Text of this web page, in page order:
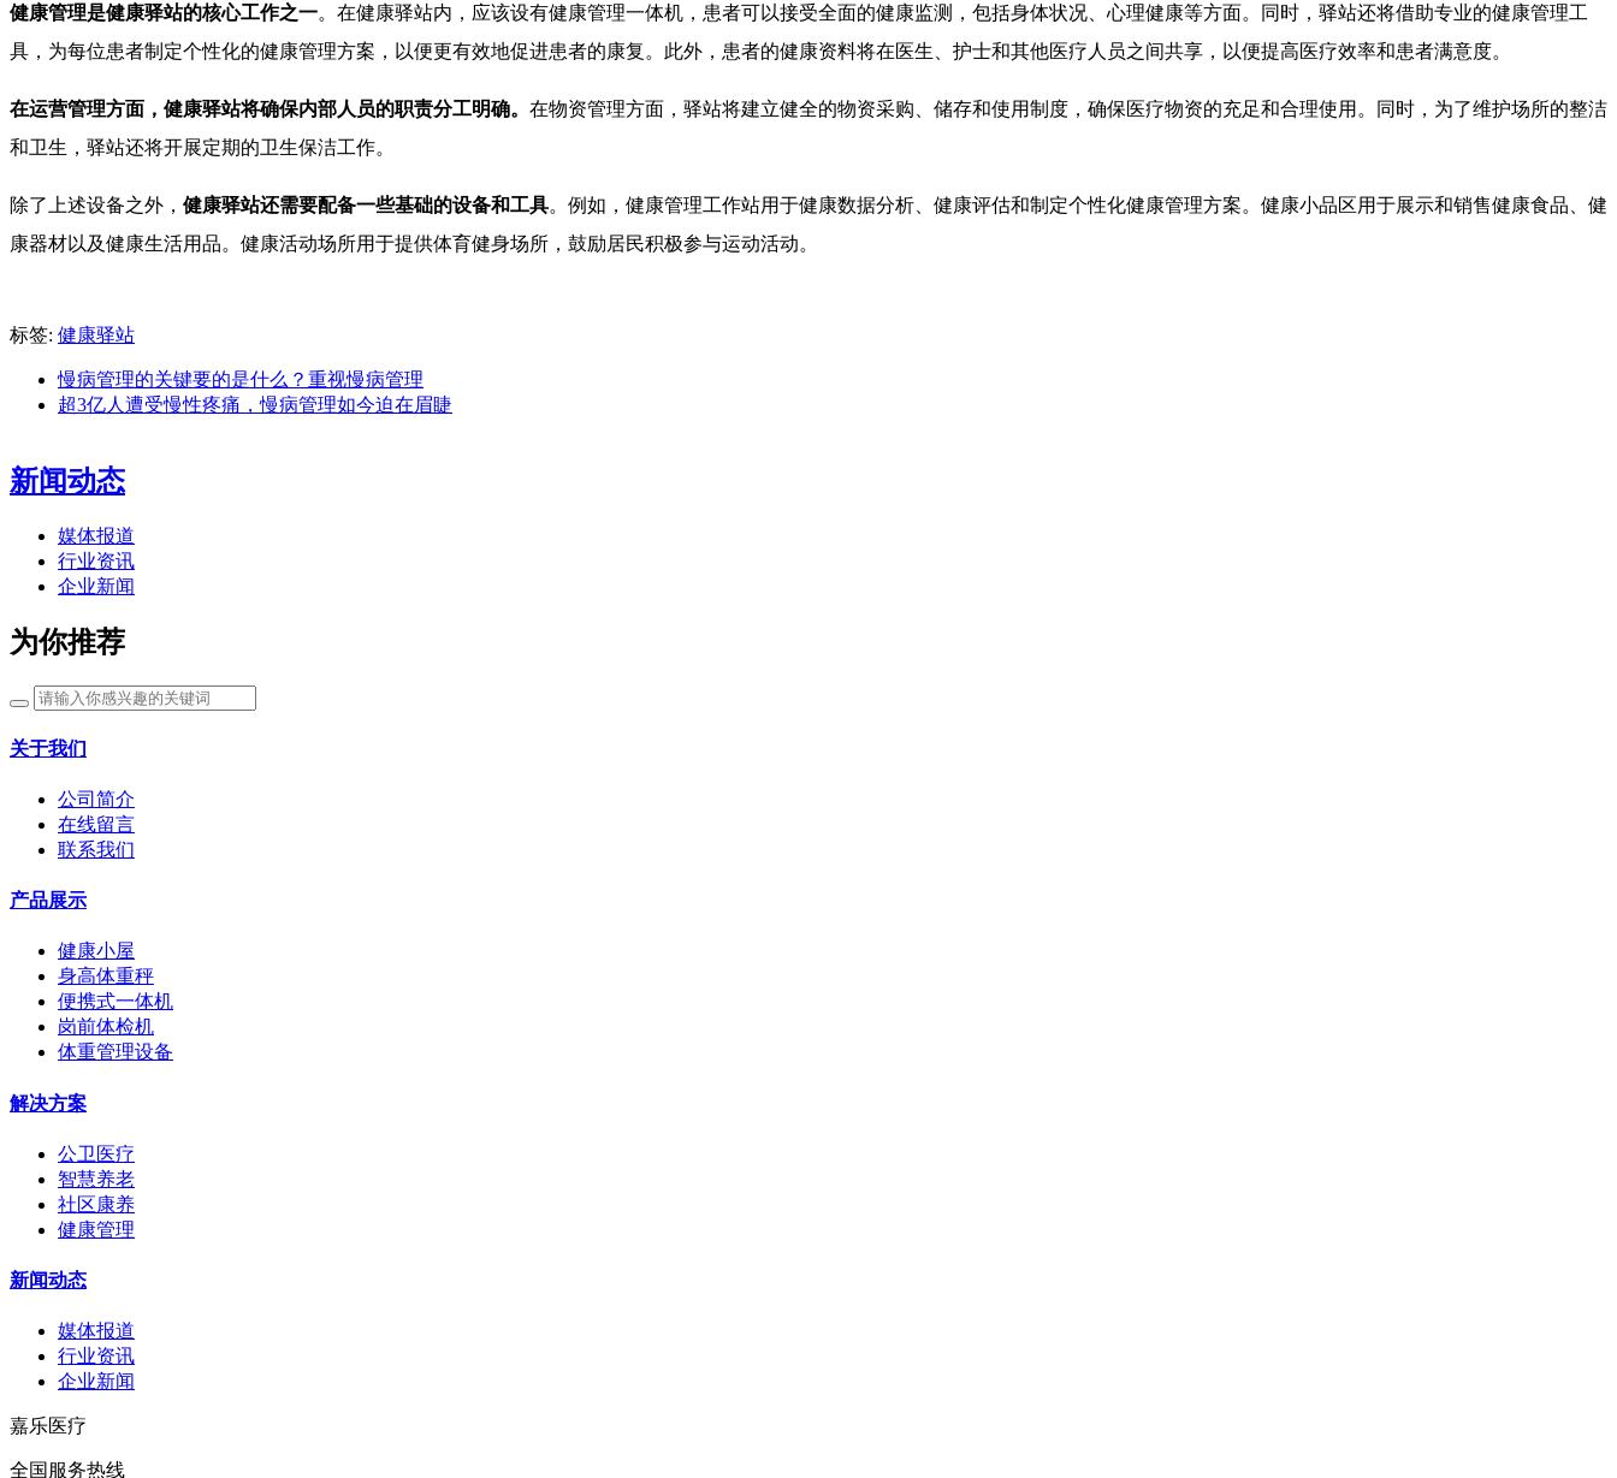
健康管理是健康驿站的核心工作之一。在健康驿站内，应该设有健康管理一体机，患者可以接受全面的健康监测，包括身体状况、心理健康等方面。同时，驿站还将借助专业的健康管理工
具，为每位患者制定个性化的健康管理方案，以便更有效地促进患者的康复。此外，患者的健康资料将在医生、护士和其他医疗人员之间共享，以便提高医疗效率和患者满意度。
在运营管理方面，健康驿站将确保内部人员的职责分工明确。 在物资管理方面，驿站将建立健全的物资采购、储存和使用制度，确保医疗物资的充足和合理使用。同时，为了维护场所的整洁
和卫生，驿站还将开展定期的卫生保洁工作。
除了上述设备之外， 健康驿站还需要配备一些基础的设备和工具。例如，健康管理工作站用于健康数据分析、健康评估和制定个性化健康管理方案。健康小品区用于展示和销售健康食品、健
康器材以及健康生活用品。健康活动场所用于提供体育健身场所，鼓励居民积极参与运动活动。
标签: 健康驿站
慢病管理的关键要的是什么？重视慢病管理
超3亿人遭受慢性疼痛，慢病管理如今迫在眉睫
新闻动态
媒体报道
行业资讯
企业新闻
为你推荐
关于我们
公司简介
在线留言
联系我们
产品展示
健康小屋
身高体重秤
便携式一体机
岗前体检机
体重管理设备
解决方案
公卫医疗
智慧养老
社区康养
健康管理
新闻动态
媒体报道
行业资讯
企业新闻
嘉乐医疗
全国服务热线